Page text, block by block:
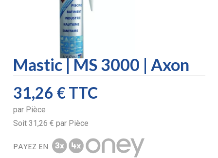
Mastic | MS 3000 | Axon
31,26 €TTC
par Pièce
Soit 31,26 € par Pièce
PAYEZ EN